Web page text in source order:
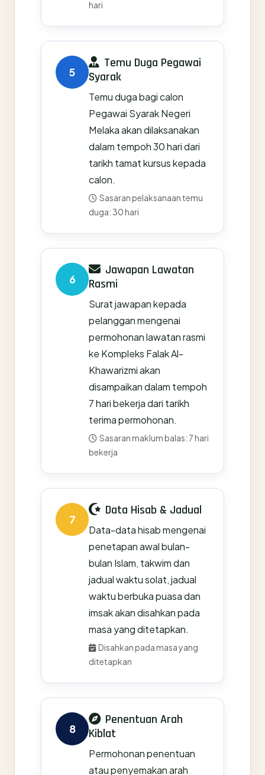
hari
5
Temu Duga Pegawai
Syarak
Temu duga bagi calon
Pegawai Syarak Negeri
Melaka akan dilaksanakan
dalam tempoh 30 hari dari
tarikh tamat kursus kepada
calon.
Sasaran pelaksanaan temu
duga: 30 hari
6
Jawapan Lawatan
Rasmi
Surat jawapan kepada
pelanggan mengenai
permohonan lawatan rasmi
ke Kompleks Falak Al-
Khawarizmi akan
disampaikan dalam tempoh
7 hari bekerja dari tarikh
terima permohonan.
Sasaran maklum balas: 7 hari
bekerja
7
Data Hisab & Jadual
Data-data hisab mengenai
penetapan awal bulan-
bulan Islam, takwim dan
jadual waktu solat, jadual
waktu berbuka puasa dan
imsak akan disahkan pada
masa yang ditetapkan.
Disahkan pada masa yang
ditetapkan
8
Penentuan Arah
Kiblat
Permohonan penentuan
atau penyemakan arah